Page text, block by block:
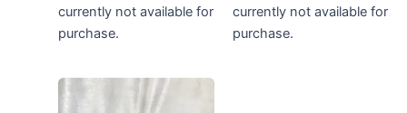
currently not available for
purchase.
currently not available for
purchase.